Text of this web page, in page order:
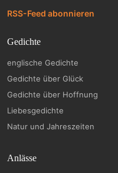
RSS-Feed abonnieren
Gedichte
englische Gedichte
Gedichte über Glück
Gedichte über Hoffnung
Liebesgedichte
Natur und Jahreszeiten
Anlässe